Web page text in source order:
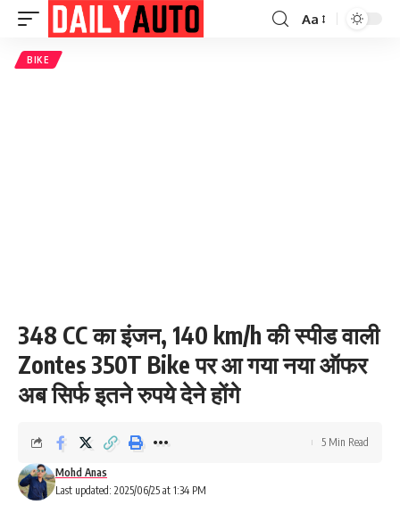
Font
Aa
BIKE
348 CC का इंजन, 140 km/h की स्पीड वाली
Zontes 350T Bike पर आ गया नया ऑफर
अब सिर्फ इतने रुपये देने होंगे
Last updated: 2025/06/25 at 1:34 PM
Mohd Anas
5 Min Read